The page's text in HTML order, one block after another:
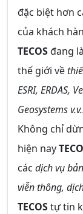
đặc biệt hơn
của khách
TECOSđang
thế giới về
ESRI, ERDAS,
Geosystems
Không chỉ
hiện nay
các dịch vụ
viễn thông,
TECOStự tin